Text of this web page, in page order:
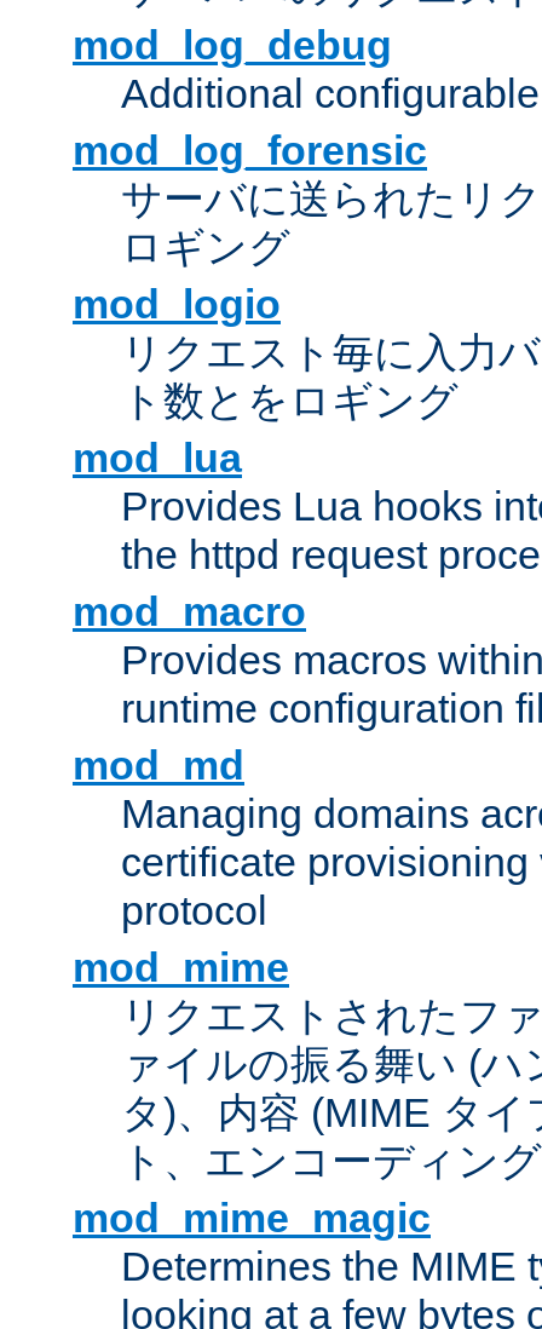
mod_log_debug
Additional
mod_log_forensic
サーバに送られたリ
ロギング
mod_logio
リクエスト毎に入力
ト数とをロギング
mod_lua
Provides Lua hooks
the httpd request
mod_macro
Provides macros
runtime configuration
mod_md
Managing domains
certificate provisioning
protocol
mod_mime
リクエストされたフ
ァイルの振る舞い (
タ)、内容 (MIME タ
ト、エンコーディン
mod_mime_magic
Determines the MIME
looking at a few bytes